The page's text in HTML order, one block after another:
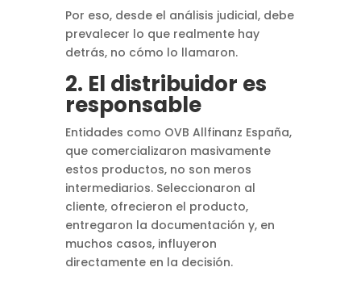
Por eso, desde el análisis judicial, debe
prevalecer lo que realmente hay
detrás, no cómo lo llamaron.
2. El distribuidor es
responsable
Entidades como OVB Allfinanz España,
que comercializaron masivamente
estos productos, no son meros
intermediarios. Seleccionaron al
cliente, ofrecieron el producto,
entregaron la documentación y, en
muchos casos, influyeron
directamente en la decisión.